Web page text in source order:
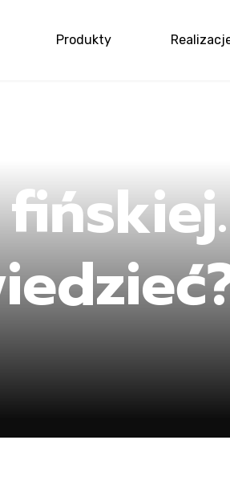
Produkty